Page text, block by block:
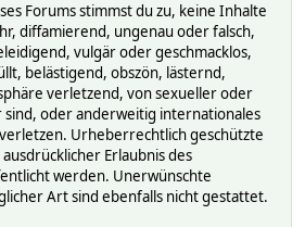
Forums stimmst du zu, keine Inhalte
diffamierend, ungenau oder falsch,
vulgär oder geschmacklos,
belästigend, obszön, lästernd,
verletzend, von sexueller oder
oder anderweitig internationales
Urheberrechtlich geschützte
Erlaubnis des
werden. Unerwünschte
Art sind ebenfalls nicht gestattet.